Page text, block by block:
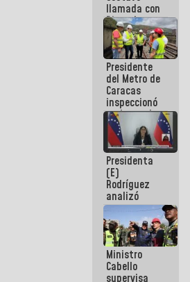
llamada con
Dinorah
Figuera y
acuerdan
primer
encuentro
presencial
para el
diálogo
Presidente
del Metro de
Caracas
inspeccionó
trabajos de
rehabilitación
y
modernización
de la vía
férrea
Presidenta
(E)
Rodríguez
analizó
junto a
gobernadores
planes de
recuperación
del Sistema
Eléctrico
Ministro
Cabello
supervisa